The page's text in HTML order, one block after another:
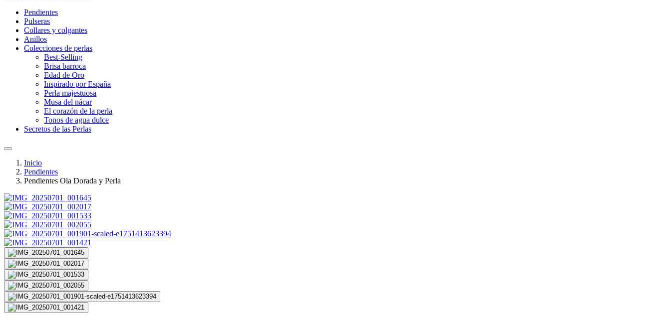
Pendientes
Pulseras
Collares y colgantes
Anillos
Colecciones de perlas
Best-Selling
Brisa barroca
Edad de Oro
Inspirado por España
Perla majestuosa
Musa del nácar
El corazón de la perla
Tonos de agua dulce
Secretos de las Perlas
Inicio
Pendientes
Pendientes Ola Dorada y Perla